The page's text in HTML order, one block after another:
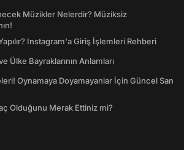
Müzikler Nelerdir? Müziksiz
Instagram'a Giriş İşlemleri Rehberi
Ülke Bayraklarının Anlamları
Oynamaya Doyamayanlar İçin Güncel San
Olduğunu Merak Ettiniz mi?